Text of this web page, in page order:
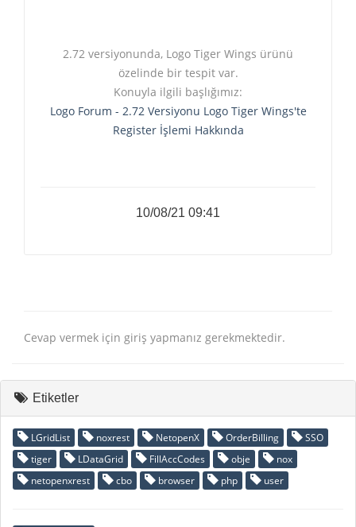
2.72 versiyonunda, Logo Tiger Wings ürünü
özelinde bir tespit var.
Konuyla ilgili başlığımız:
Logo Forum - 2.72 Versiyonu Logo Tiger Wings'te
Register İşlemi Hakkında
10/08/21 09:41
Cevap vermek için giriş yapmanız gerekmektedir.
Etiketler
LGridList noxrest NetopenX OrderBilling
SSO
tiger
LDataGrid FillAccCodes obje
nox
netopenxrest
cbo browser php user